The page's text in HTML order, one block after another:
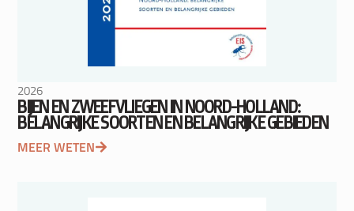
2026
BIJEN EN ZWEEFVLIEGEN IN NOORD-HOLLAND:
BELANGRIJKE SOORTEN EN BELANGRIJKE GEBIEDEN
MEER WETEN